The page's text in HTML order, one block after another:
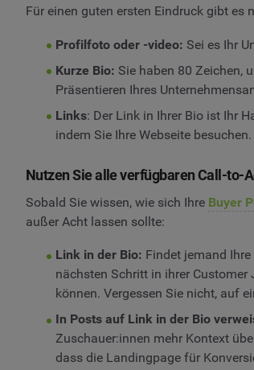
Für einen guten ersten Eindruck gibt es
Profilfoto oder -video: Sei es Ihr
Kurze Bio: Sie haben 80 Zeichen,
Präsentieren Ihres
Links: Der Link in Ihrer Bio ist Ihr
indem Sie Ihre Webseite
Nutzen Sie alle verfügbaren Call-to-
Sobald Sie wissen, wie sich Ihre Buyer
außer Acht lassen sollte:
Link in der Bio: Findet jemand
nächsten Schritt in ihrer Customer
können. Vergessen Sie nicht, auf
In Posts auf Link in der Bio
Zuschauer:innen mehr Kontext
dass die Landingpage für